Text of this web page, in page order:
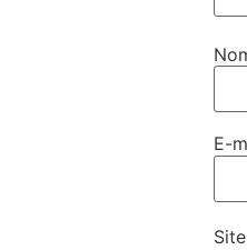
E-
Site